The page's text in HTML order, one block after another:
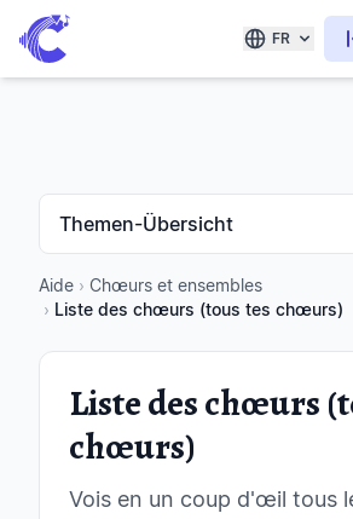
FR
Themen-Übersicht
Aide › Chœurs et ensembles
› Liste des chœurs (tous tes chœurs)
Liste des chœurs
chœurs)
Vois en un coup d'œil tous